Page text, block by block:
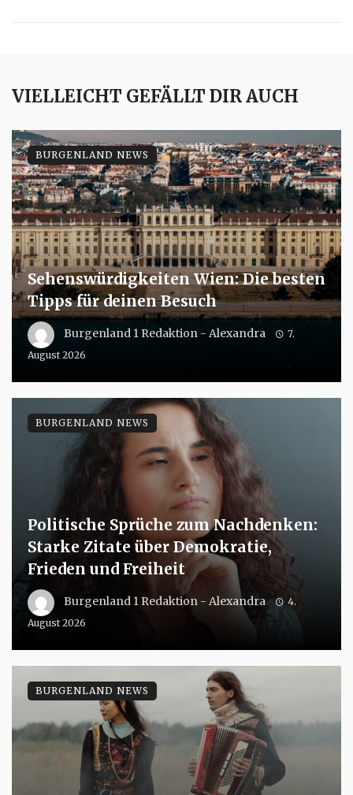
VIELLEICHT GEFÄLLT DIR AUCH
Sehenswürdigkeiten Wien: Die besten
Tipps für deinen Besuch
Burgenland 1 Redaktion - Alexandra
7.
August 2026
BURGENLAND NEWS
Politische Sprüche zum Nachdenken:
Starke Zitate über Demokratie,
Frieden und Freiheit
Burgenland 1 Redaktion - Alexandra
4.
August 2026
BURGENLAND NEWS
BURGENLAND NEWS